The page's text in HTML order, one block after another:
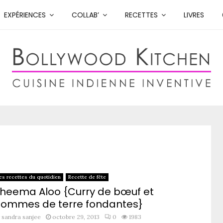
EXPÉRIENCES COLLAB’ RECETTES LIVRES
recettes du quotidien Recette de fête
Aloo {Curry de bœuf et
de terre fondantes}
sandra sanjee octobre 29, 2013 0 1983